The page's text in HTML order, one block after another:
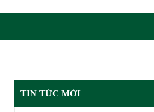
TIN TỨC MỚI